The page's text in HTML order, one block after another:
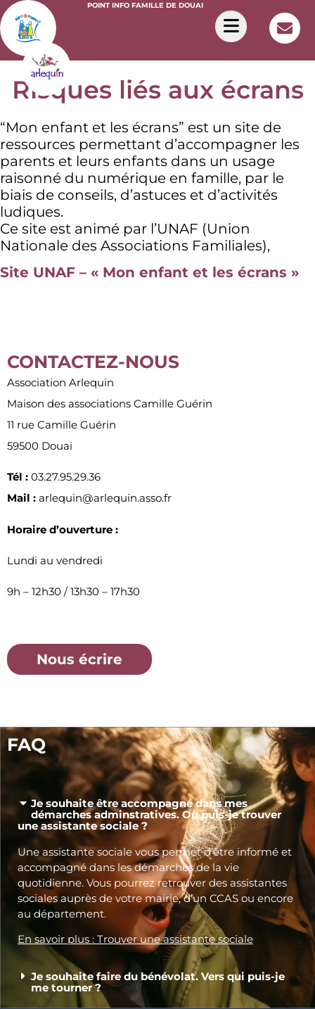
POINT INFO FAMILLE DE DOUAI
Risques liés aux écrans
“Mon enfant et les écrans” est un site de
ressources permettant d’accompagner les
parents et leurs enfants dans un usage
raisonné du numérique en famille, par le
biais de conseils, d’astuces et d’activités
ludiques.
Ce site est animé par l’UNAF (Union
Nationale des Associations Familiales),
Site UNAF – « Mon enfant et les écrans »
CONTACTEZ-NOUS
Association Arlequin
Maison des associations Camille Guérin
11 rue Camille Guérin
59500 Douai
Tél : 03.27.95.29.36
Mail : arlequin@arlequin.asso.fr
Horaire d’ouverture :
Lundi au vendredi
9h – 12h30 / 13h30 – 17h30
Nous écrire
FAQ
Je souhaite être accompagné dans mes
démarches adminstratives. Où puis-je trouver
une assistante sociale ?
Une assistante sociale vous permet d’être informé et
accompagné dans les démarches de la vie
quotidienne. Vous pourrez retrouver des assistantes
sociales auprès de votre mairie, d’un CCAS ou encore
au département.
En savoir plus : Trouver une assistante sociale
Je souhaite faire du bénévolat. Vers qui puis-je
me tourner ?